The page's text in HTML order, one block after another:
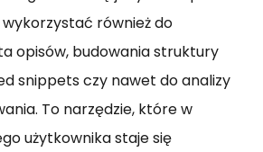
również do
opisów, budowania struktury
snippets czy nawet do analizy
To narzędzie, które w
użytkownika staje się